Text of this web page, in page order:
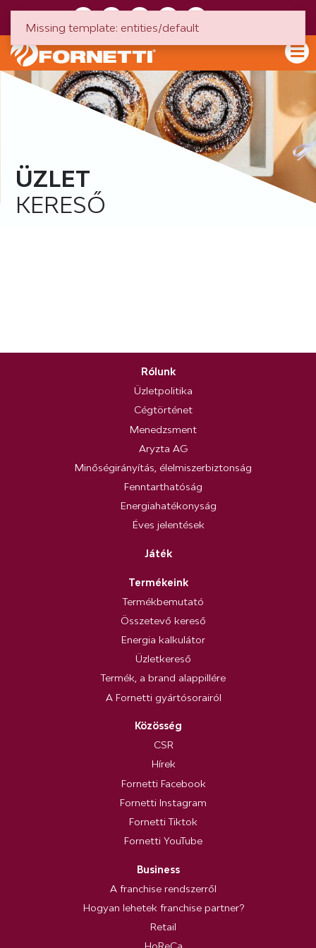
ÜZLET
KERESŐ
Rólunk
Üzletpolitika
Cégtörténet
Menedzsment
Aryzta AG
Minőségirányítás, élelmiszerbiztonság
Fenntarthatóság
Energiahatékonyság
Éves jelentések
Játék
Termékeink
Termékbemutató
Összetevő kereső
Energia kalkulátor
Üzletkereső
Termék, a brand alappillére
A Fornetti gyártósorairól
Közösség
CSR
Hírek
Fornetti Facebook
Fornetti Instagram
Fornetti Tiktok
Fornetti YouTube
Business
A franchise rendszerről
Hogyan lehetek franchise partner?
Retail
Missing template: entities/default